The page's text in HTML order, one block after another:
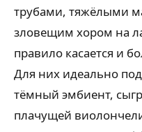
трубами, тяжёлыми
зловещим хором на
правило касается и
Для них идеально
тёмный эмбиент,
плачущей